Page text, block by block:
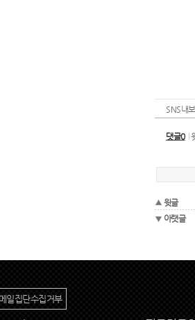
SNS내
댓글0
윗글
아랫글
일집단수집거부